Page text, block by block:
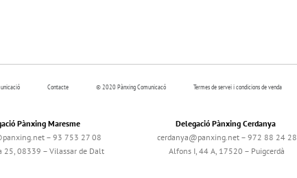
Contacte © 2020 Pànxing Comunicacó Termes de servei i condicions de venda
Pànxing Maresme
– 93 753 27 08
25, 08339 – Vilassar de Dalt
Delegació Pànxing Cerdanya
cerdanya@panxing.net – 972 88 24 28
Alfons I, 44 A, 17520 – Puigcerdà